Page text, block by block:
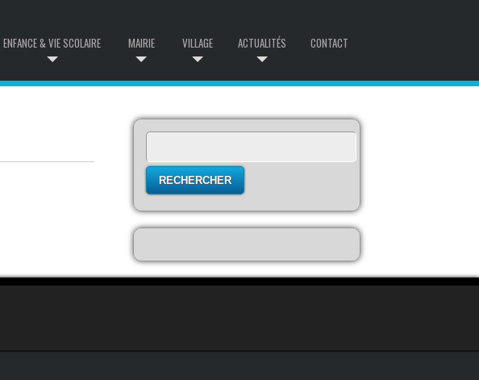
CONTACT
ACTUALITÉS
VILLAGE
MAIRIE
ENFANCE & VIE SCOLAIRE